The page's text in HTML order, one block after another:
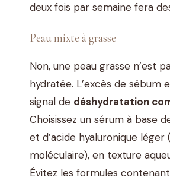
deux fois par semaine fera
Peau mixte à grasse
Non, une peau grasse n’est
hydratée. L’excès de sébum
signal de déshydratation
Choisissez un sérum à base
et d’acide hyaluronique léger
moléculaire), en texture
Évitez les formules